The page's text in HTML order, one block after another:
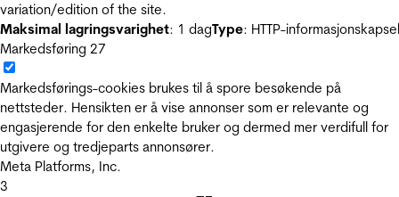
variation/edition of the site.
Maksimal lagringsvarighet: 1 dagType: HTTP-informasjonskapsel
Markedsføring 27
Markedsførings-cookies brukes til å spore besøkende på
nettsteder. Hensikten er å vise annonser som er relevante og
engasjerende for den enkelte bruker og dermed mer verdifull for
utgivere og tredjeparts annonsører.
Meta Platforms, Inc.
3